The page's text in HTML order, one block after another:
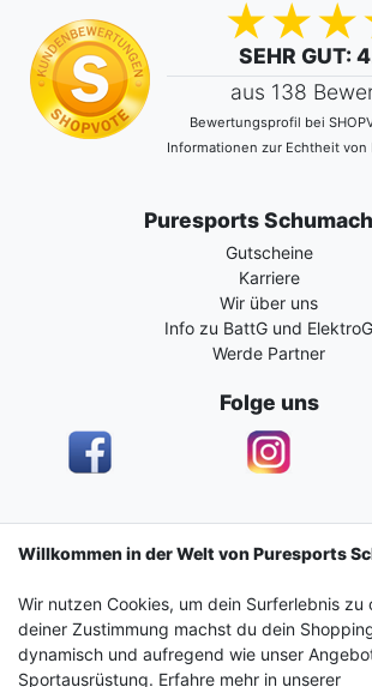
SEHR GUT:
aus 138
Bewertungsprofil bei
Informationen zur Echtheit
Puresports
Gutscheine
Karriere
Wir über uns
Info zu BattG und ElektroG
Werde Partner
Folge uns
Impressum
Barrierefreiheitserklärung
Willkommen in der Welt von Puresports
Wir nutzen Cookies, um dein Surferlebnis zu
deiner Zustimmung machst du dein
dynamisch und aufregend wie unser
Sportausrüstung. Erfahre mehr in unserer